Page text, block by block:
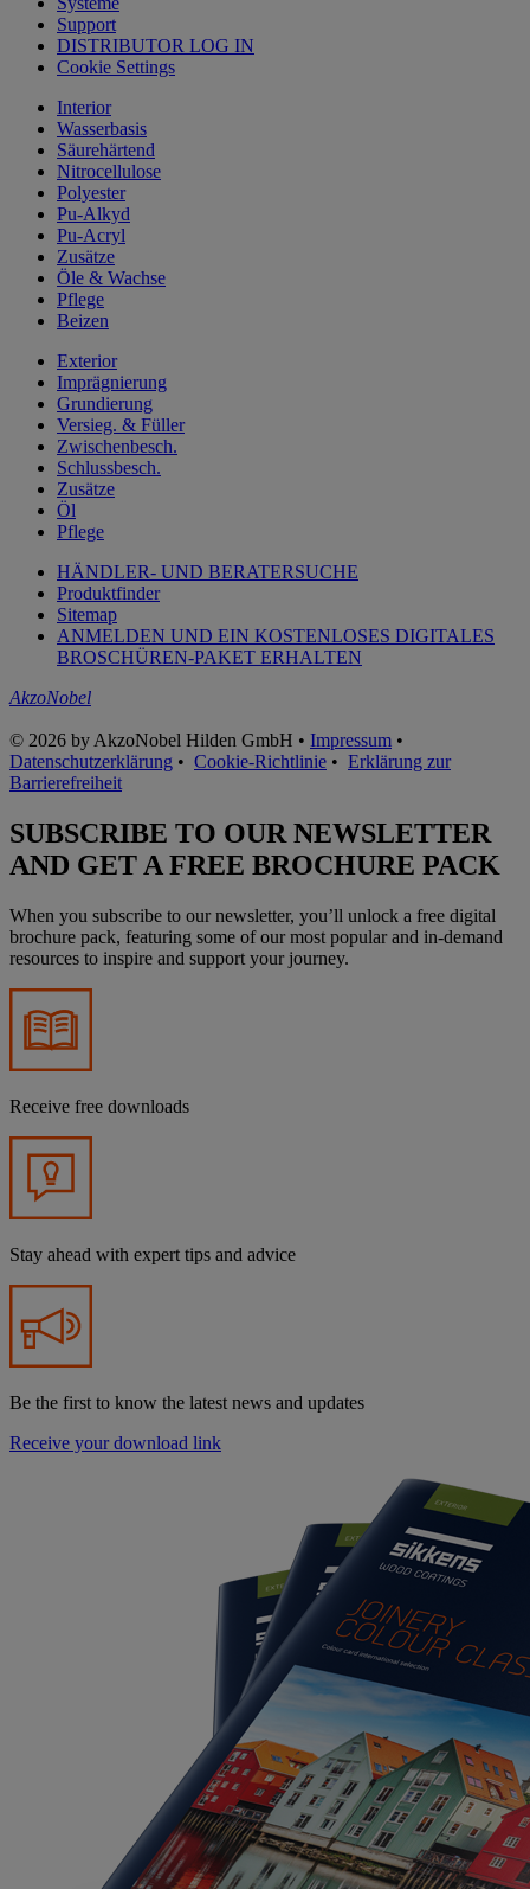
Support
DISTRIBUTOR LOG IN
Cookie Settings
Interior
Wasserbasis
Säurehärtend
Nitrocellulose
Polyester
Pu-Alkyd
Pu-Acryl
Zusätze
Öle & Wachse
Pflege
Beizen
Exterior
Imprägnierung
Grundierung
Versieg. & Füller
Zwischenbesch.
Schlussbesch.
Zusätze
Öl
Pflege
HÄNDLER- UND BERATERSUCHE
Produktfinder
Sitemap
ANMELDEN UND EIN KOSTENLOSES DIGITALES
BROSCHÜREN-PAKET ERHALTEN
AkzoNobel
© 2026 by AkzoNobel Hilden GmbH • Impressum •
Datenschutzerklärung • Cookie-Richtlinie • Erklärung zur
Barrierefreiheit
SUBSCRIBE TO OUR NEWSLETTER
AND GET A FREE BROCHURE PACK
When you subscribe to our newsletter, you’ll unlock a free digital
brochure pack, featuring some of our most popular and in-demand
resources to inspire and support your journey.
Receive free downloads
Stay ahead with expert tips and advice
Be the first to know the latest news and updates
Receive your download link